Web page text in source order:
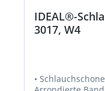
IDEAL®-
3017, W4
•